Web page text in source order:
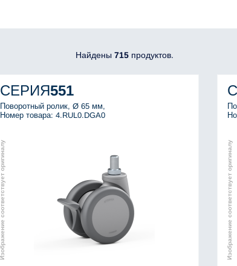
Найдены 715 продуктов.
СЕРИЯ551
Поворотный ролик, Ø 65 мм,
Номер товара: 4.RUL0.DGA0
Изображение соответствует оригиналу Изображение соответствует оригиналу